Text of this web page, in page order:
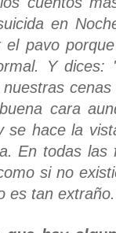
en Noc
el pavo p
Y dices:
cenas
cara
se hace la
. En todas las
si no e
es tan extraño.